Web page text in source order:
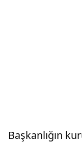
Başkanlığın